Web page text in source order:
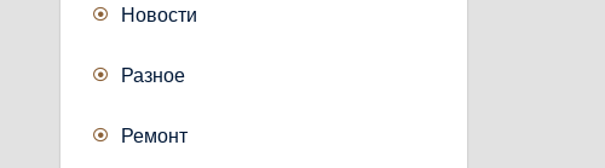
Новости
Разное
Ремонт